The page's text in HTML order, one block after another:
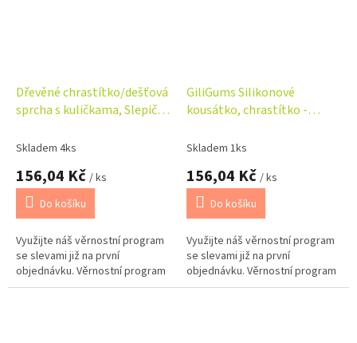
Dřevěné chrastítko/dešťová
sprcha s kuličkama, Slepička
Skladem 4ks
156,04 Kč / ks
Do košíku
Využijte náš věrnostní program
se slevami již na první
objednávku. Věrnostní program
GiliGums Silikonové
kousátko, chrastítko -
Skladem 1ks
156,04 Kč / ks
Do košíku
Využijte náš věrnostní program
se slevami již na první
objednávku. Věrnostní program